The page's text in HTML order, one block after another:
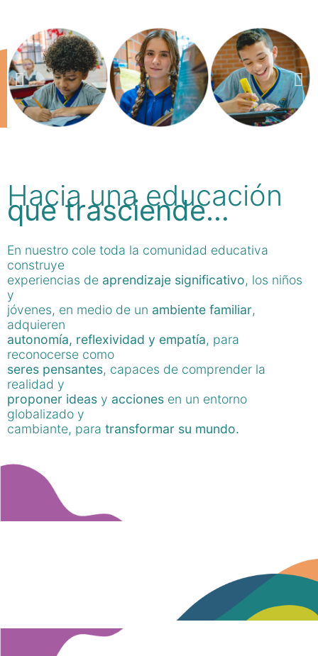
Hacia una educación
que trasciende…
En nuestro cole toda la comunidad educativa
construye
experiencias de aprendizaje significativo, los niños
y
jóvenes, en medio de un ambiente familiar,
adquieren
autonomía, reflexividad y empatía, para
reconocerse como
seres pensantes, capaces de comprender la
realidad y
proponer ideas y acciones en un entorno
globalizado y
cambiante, para transformar su mundo.